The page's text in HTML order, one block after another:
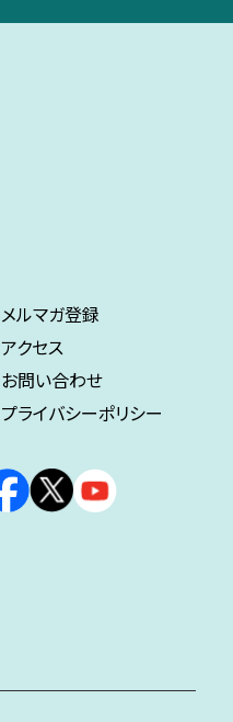
メルマガ登録
アクセス
お問い合わせ
プライバシーポリシー